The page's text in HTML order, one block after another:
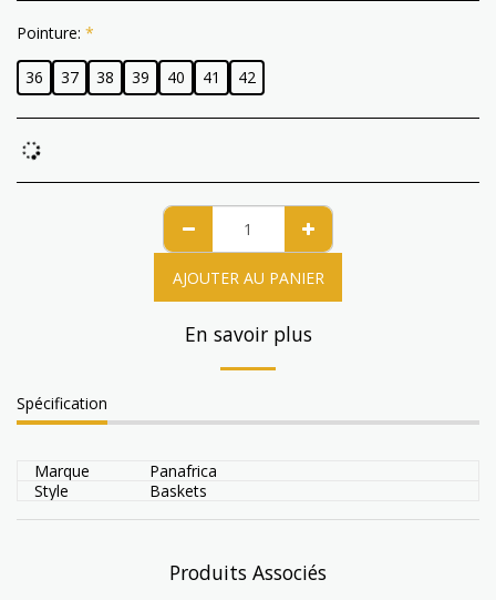
Pointure: *
36 37 38 39 40 41 42
AJOUTER AU PANIER
En savoir plus
Spécification
Marque
Panafrica
Style
Baskets
Produits Associés